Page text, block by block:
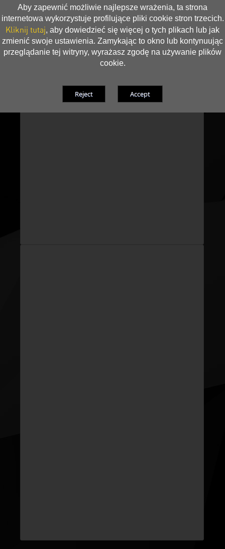
Aby zapewnić możliwie najlepsze wrażenia, ta strona
internetowa wykorzystuje profilujące pliki cookie stron trzecich.
Kliknij tutaj, aby dowiedzieć się więcej o tych plikach lub jak
zmienić swoje ustawienia. Zamykając to okno lub kontynuując
przeglądanie tej witryny, wyrażasz zgodę na używanie plików
cookie.